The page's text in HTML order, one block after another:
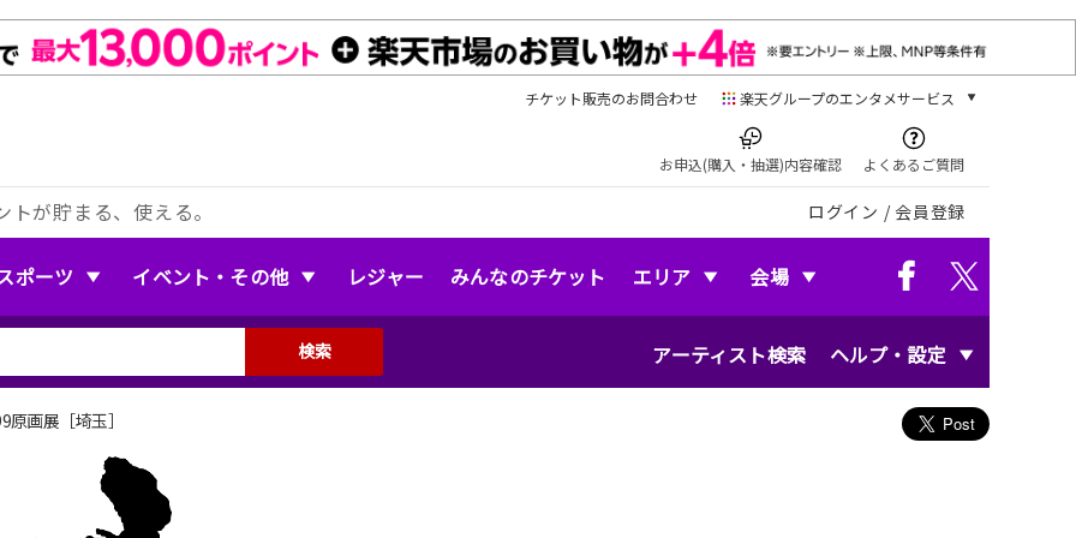
チケット販売のお問合わせ 楽天グループのエンタメサービス
本/ゲーム/CD/DVD
楽天ブックス
電子書籍
楽天Kobo
音楽配信
お申込(購入・抽選)内容確認 よくあるご質問
が貯まる、使える。 ログイン / 会員登録
ポーツ イベント・その他 レジャー みんなのチケット エリア 会場
アーティスト検索 ヘルプ・設定
検索
画展［埼玉］